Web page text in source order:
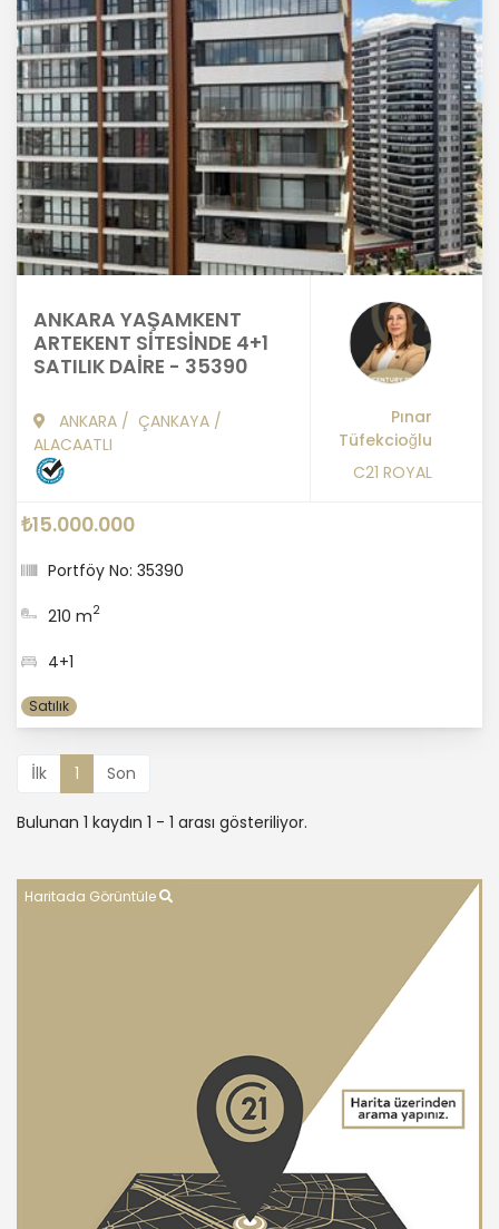
ANKARA YAŞAMKENT
ARTEKENT SİTESİNDE 4+1
SATILIK DAİRE - 35390
ANKARA / ÇANKAYA /
ALACAATLI
Pınar
Tüfekcioğlu
C21 ROYAL
₺15.000.000
Portföy No: 35390
210 m2
4+1
Satılık
İlk 1 Son
Bulunan 1 kaydın 1 - 1 arası gösteriliyor.
Haritada Görüntüle